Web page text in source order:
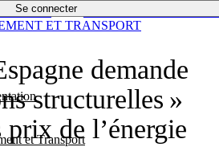
Se connecter
et Transport
Économie
demande
structurelles »
prix de l’énergie
ET TRANSPORT